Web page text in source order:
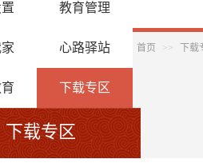
教育管理
心路驿站
下载专区
首页 >> 下
下载专区